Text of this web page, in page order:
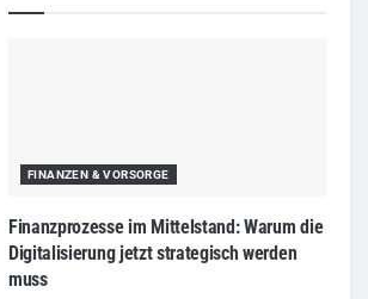
FINANZEN & VORSORGE
Finanzprozesse im Mittelstand: Warum die
Digitalisierung jetzt strategisch werden
muss